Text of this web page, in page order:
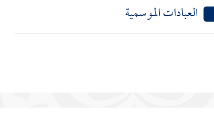
العبادات الموسمية